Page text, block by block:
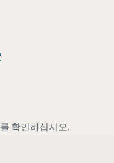
확인하십시오.